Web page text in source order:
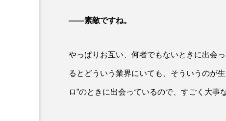
――素敵ですね。
やっぱりお互い、何者でもないときに出会
るとどういう業界にいても、そういうのが
ロ”のときに出会っているので、すごく大事